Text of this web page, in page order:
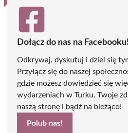
Dołącz do nas na Facebooku!
Odkrywaj, dyskutuj i dziel się
Przyłącz się do naszej
gdzie możesz dowiedzieć się
wydarzeniach w Turku. Twoje
naszą stronę i bądź na bieżąco!
Polub nas!